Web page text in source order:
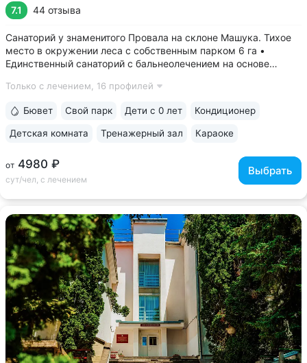
7.1 44 отзыва
Санаторий у знаменитого Провала на склоне Машука. Тихое
место в окружении леса с собственным парком 6 га •
Единственный санаторий с бальнеолечением на основе
ингаляции, орошения. Природная минеральная вода
Только с лечением, 16 профилей
от 4980 ₽
сут/чел, с лечением
Выбрать
Бювет Свой парк Дети с 0 лет Кондиционер
Детская комната Тренажерный зал Караоке